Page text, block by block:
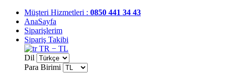
Müşteri Hizmetleri : 0850 441 34 43
AnaSayfa
Siparişlerim
Sipariş Takibi
TR − TL
Dil
Para Birimi